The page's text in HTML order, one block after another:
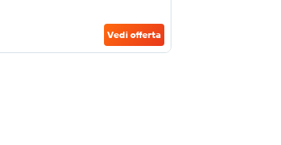
Vedi offerta